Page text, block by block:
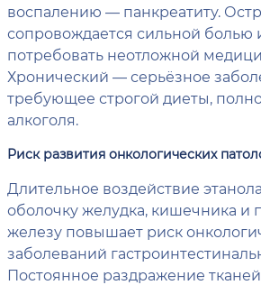
воспалению — панкреатиту.
сопровождается сильной болью
потребовать неотложной
Хронический — серьёзное
требующее строгой диеты,
алкоголя.
Риск развития онкологических
Длительное воздействие
оболочку желудка, кишечника и
железу повышает риск
заболеваний
Постоянное раздражение